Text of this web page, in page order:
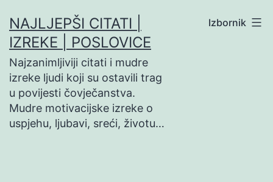
na
sadržaj
NAJLJEPŠI CITATI |
IZREKE | POSLOVICE
Najzanimljiviji citati i mudre
izreke ljudi koji su ostavili trag
u povijesti čovječanstva.
Mudre motivacijske izreke o
uspjehu, ljubavi, sreći, životu…
Izbornik